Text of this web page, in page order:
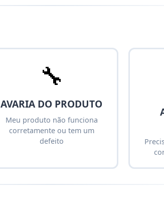
🔧
AVARIA DO PRODUTO
Meu produto não funciona
corretamente ou tem um
defeito